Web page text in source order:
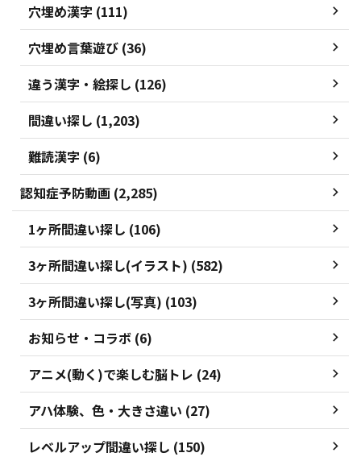
穴埋め漢字 (111)
穴埋め言葉遊び (36)
違う漢字・絵探し (126)
間違い探し (1,203)
難読漢字 (6)
認知症予防動画 (2,285)
1ヶ所間違い探し (106)
3ヶ所間違い探し(イラスト) (582)
3ヶ所間違い探し(写真) (103)
お知らせ・コラボ (6)
アニメ(動く)で楽しむ脳トレ (24)
アハ体験、色・大きさ違い (27)
レベルアップ間違い探し (150)